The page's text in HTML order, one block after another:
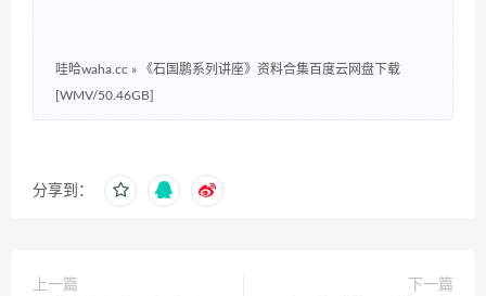
哇哈waha.cc »
《石国鹏系列讲座》资料合集百度云网盘下载
[WMV/50.46GB]
分享到：
上一篇
下一篇